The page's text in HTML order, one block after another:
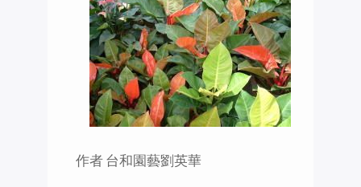
作者 台和園藝劉英華